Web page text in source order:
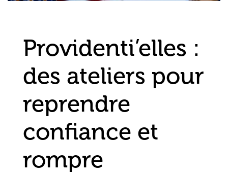
Providenti’elles :
des ateliers pour
reprendre
confiance et
rompre